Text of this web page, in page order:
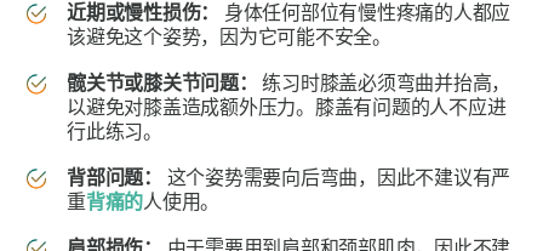
近期或慢性损伤：
身体任何部位有慢性疼痛的人都应
该避免这个姿势，因为它可能不安全。
髋关节或膝关节问题：
练习时膝盖必须弯曲并抬高，
以避免对膝盖造成额外压力。膝盖有问题的人不应进
行此练习。
背部问题： 这个姿势需要向后弯曲，因此不建议有严
重背痛的人使用。